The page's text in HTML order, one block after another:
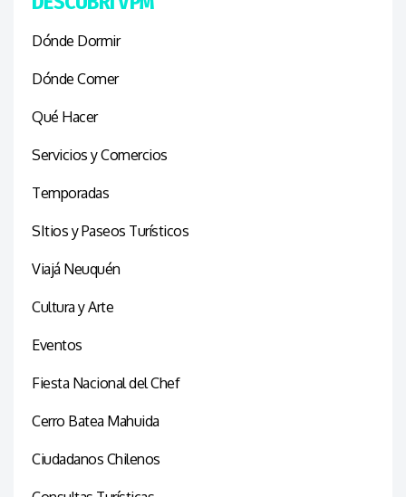
Dónde Dormir
Dónde Comer
Qué Hacer
Servicios y Comercios
Temporadas
SItios y Paseos Turísticos
Viajá Neuquén
Cultura y Arte
Eventos
Fiesta Nacional del Chef
Cerro Batea Mahuida
Ciudadanos Chilenos